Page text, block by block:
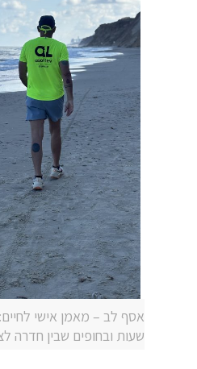
שעות ובחופים שבין חדרה